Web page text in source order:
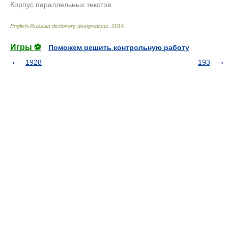
Корпус параллельных текстов
English-Russian dictionary designations 2014
Игры ⚽
Поможем решить контрольную работу
1928
193